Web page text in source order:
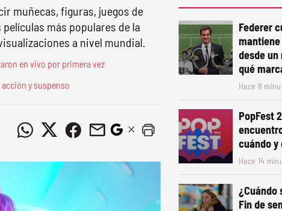
muñecas, figuras, juegos de
más populares de la
a nivel mundial.
en vivo por primera vez
y suspenso
Federer
desde
qué
Hace 8
PopFest
cuándo y
Hace 14
¿Cuándo
Fin de